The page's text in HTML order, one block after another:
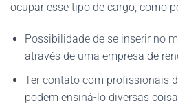
ocupar esse tipo de cargo, como
Possibilidade de se inserir no
através de uma empresa de
Ter contato com profissionais
podem ensiná-lo diversas